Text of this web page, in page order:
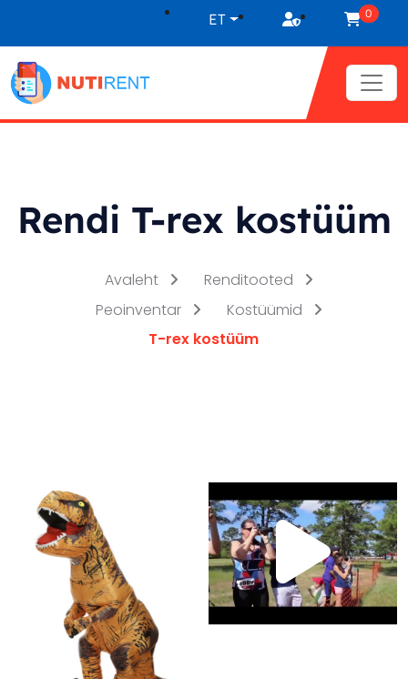
ET 0
Rendi T-rex kostüüm
Avaleht
Renditooted
Peoinventar
Kostüümid
T-rex kostüüm